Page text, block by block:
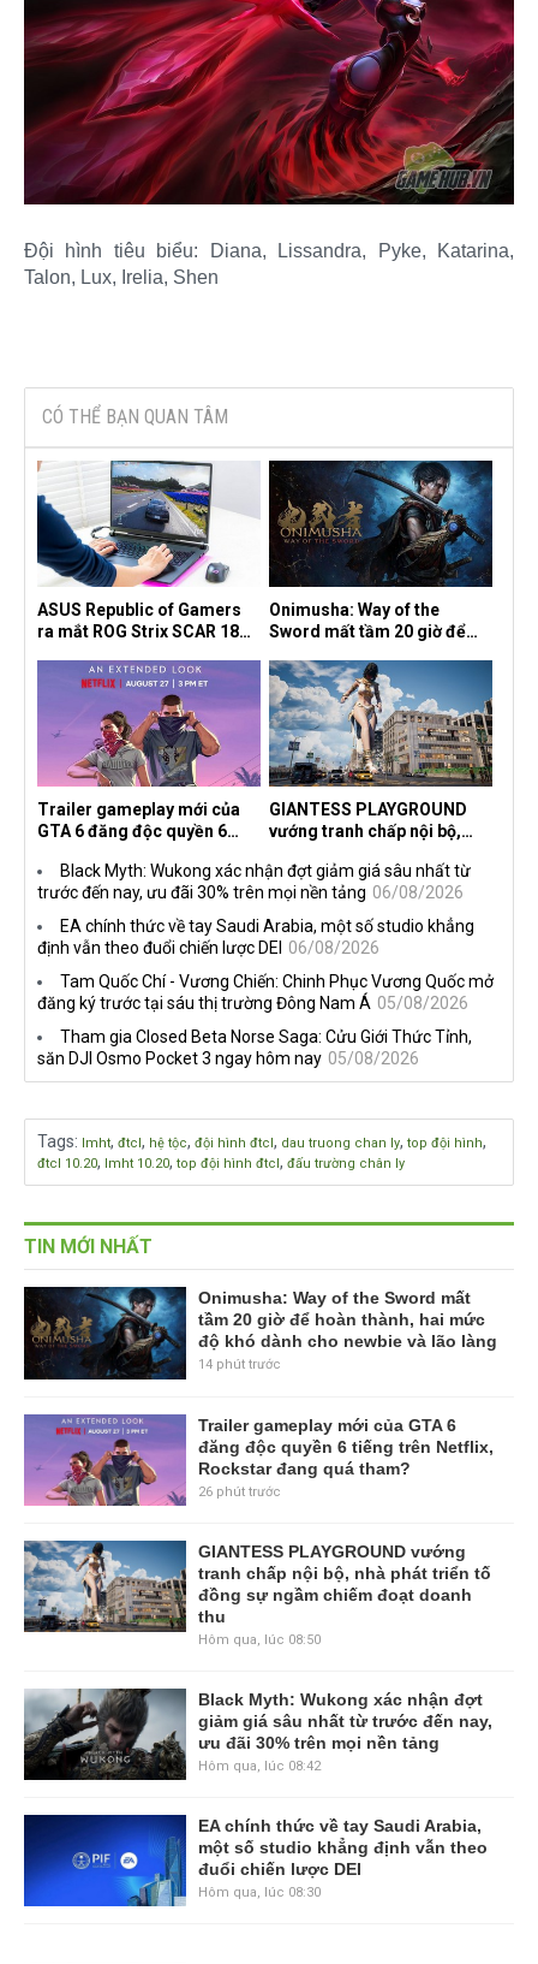
Đội hình tiêu biểu: Diana, Lissandra, Pyke, Katarina,
Talon, Lux, Irelia, Shen​
CÓ THỂ BẠN QUAN TÂM
ASUS Republic of Gamers
ra mắt ROG Strix SCAR 18
Onimusha: Way of the
Sword mất tầm 20 giờ để
dành cho newbie và lão làng
Trailer gameplay mới của
GTA 6 đăng độc quyền 6
đang quá tham?
GIANTESS PLAYGROUND
vướng tranh chấp nội bộ,
ngầm chiếm đoạt doanh thu
Black Myth: Wukong xác nhận đợt giảm giá sâu nhất từ
trước đến nay, ưu đãi 30% trên mọi nền tảng 06/08/2026
EA chính thức về tay Saudi Arabia, một số studio khẳng
định vẫn theo đuổi chiến lược DEI
06/08/2026
Tam Quốc Chí - Vương Chiến: Chinh Phục Vương Quốc mở
đăng ký trước tại sáu thị trường Đông Nam Á 05/08/2026
Tham gia Closed Beta Norse Saga: Cửu Giới Thức Tỉnh,
săn DJI Osmo Pocket 3 ngay hôm nay 05/08/2026
Tags: lmht, đtcl , hệ tộc, đội hình đtcl , dau truong chan ly, top đội hình,
đtcl 10.20, lmht 10.20, top đội hình đtcl , đấu trường chân ly
TIN MỚI NHẤT
Onimusha: Way of the Sword mất
tầm 20 giờ để hoàn thành, hai mức
độ khó dành cho newbie và lão làng
14 phút trước
Trailer gameplay mới của GTA 6
đăng độc quyền 6 tiếng trên Netflix,
Rockstar đang quá tham?
26 phút trước
GIANTESS PLAYGROUND vướng
tranh chấp nội bộ, nhà phát triển tố
đồng sự ngầm chiếm đoạt doanh
thu
Hôm qua, lúc 08:50
Black Myth: Wukong xác nhận đợt
giảm giá sâu nhất từ trước đến nay,
ưu đãi 30% trên mọi nền tảng
Hôm qua, lúc 08:42
EA chính thức về tay Saudi Arabia,
một số studio khẳng định vẫn theo
đuổi chiến lược DEI
Hôm qua, lúc 08:30